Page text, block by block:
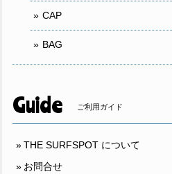
CAP
BAG
Guide ご利用ガイド
THE SURFSPOT について
お問合せ